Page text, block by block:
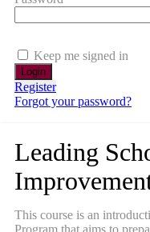
Keep me signed in
Register
Forgot your password?
Leading
This course is an